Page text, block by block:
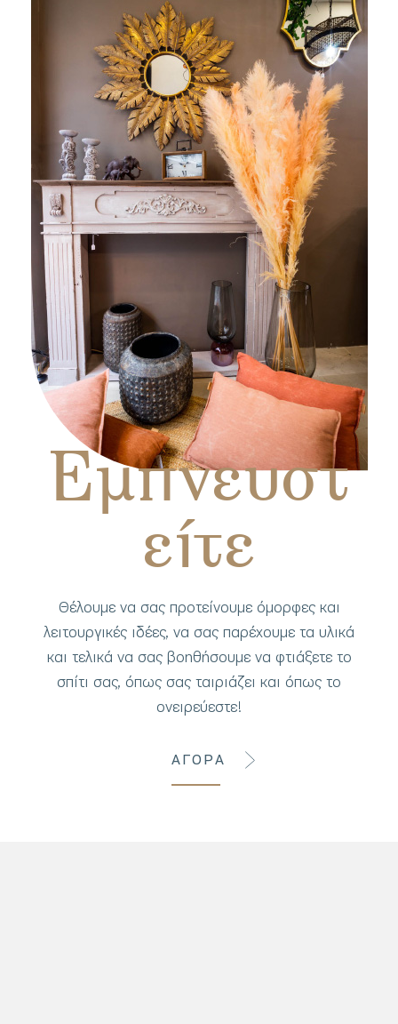
Εμπνευστ
είτε
Θέλουμε να σας προτείνουμε όμορφες και
λειτουργικές ιδέες, να σας παρέχουμε τα υλικά
και τελικά να σας βοηθήσουμε να φτιάξετε το
σπίτι σας, όπως σας ταιριάζει και όπως το
ονειρεύεστε!
ΑΓΟΡΑ